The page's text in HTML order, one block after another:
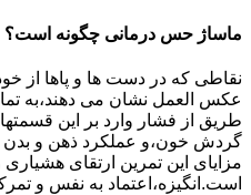
ماساژ حس درمانی چگونه است؟
نقاطی که در دست ها و پاها از
عکس العمل نشان می دهند،به
طریق از فشار وارد بر این
گردش خون،و عملکرد ذهن و بدن
مزایای این تمرین ارتقای
است.انگیزه،اعتماد به نفس و